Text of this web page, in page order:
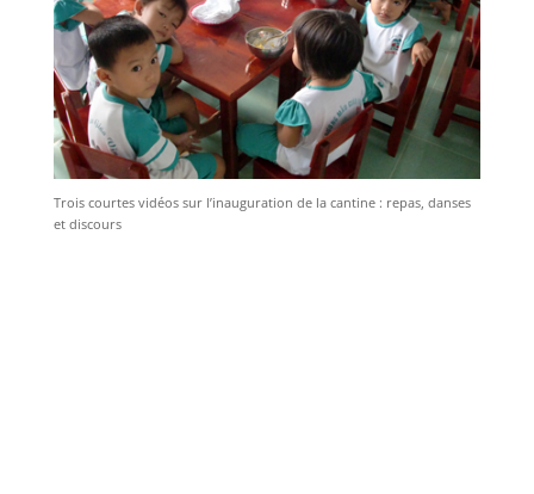
Trois courtes vidéos sur l’inauguration de la cantine : repas, danses
et discours